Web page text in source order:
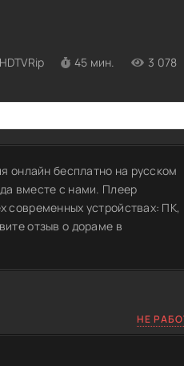
HDTVRip 45 мин. 3 078
онлайн бесплатно на русском
вместе с нами. Плеер
современных устройствах: ПК,
отзыв о дораме в
НЕ